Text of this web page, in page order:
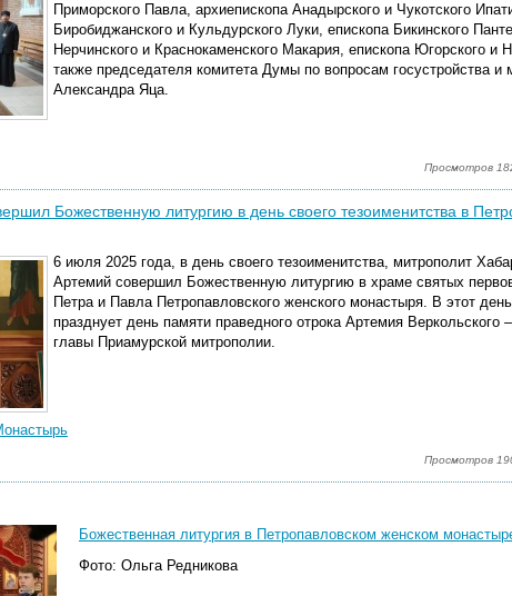
Приморского Павла, архиепископа Анадырского и Чукотского
Биробиджанского и Кульдурского Луки, епископа Бикинского
Нерчинского и Краснокаменского Макария, епископа Югорского и
также председателя комитета Думы по вопросам госустройства и
Александра Яца.
Просмотров
Божественную литургию в день своего тезоименитства в
6 июля 2025 года, в день своего тезоименитства, митрополит
Артемий совершил Божественную литургию в храме святых
Петра и Павла Петропавловского женского монастыря. В этот
празднует день памяти праведного отрока Артемия Веркольского
главы Приамурской митрополии.
Просмотров
Божественная литургия в Петропавловском женском
Фото: Ольга Редникова